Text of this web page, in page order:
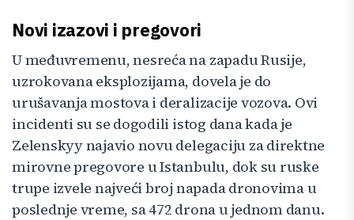
Novi izazovi i pregovori
U međuvremenu, nesreća na zapadu Rusije,
uzrokovana eksplozijama, dovela je do
urušavanja mostova i deralizacije vozova. Ovi
incidenti su se dogodili istog dana kada je
Zelenskyy najavio novu delegaciju za direktne
mirovne pregovore u Istanbulu, dok su ruske
trupe izvele najveći broj napada dronovima u
poslednje vreme, sa 472 drona u jednom danu.